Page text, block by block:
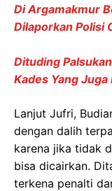
Di Argamakmur
Dilaporkan Polisi
Dituding
Kades Yang
Lanjut Jufri,
dengan dalih
karena jika tidak
bisa dicairkan.
terkena penalti